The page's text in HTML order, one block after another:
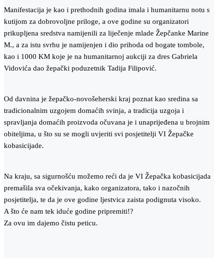
Manifestacija je kao i prethodnih godina imala i humanitarnu notu s
kutijom za dobrovoljne priloge, a ove godine su organizatori
prikupljena sredstva namijenili za liječenje mlade Žepčanke Marine
M., a za istu svrhu je namijenjen i dio prihoda od bogate tombole,
kao i 1000 KM koje je na humanitarnoj aukciji za dres Gabriela
Vidovića dao žepački poduzetnik Tadija Filipović.
Od davnina je žepačko-novošeherski kraj poznat kao sredina sa
tradicionalnim uzgojem domaćih svinja, a tradicija uzgoja i
spravljanja domaćih proizvoda očuvana je i unaprijeđena u brojnim
obiteljima, u što su se mogli uvjeriti svi posjetitelji VI Žepačke
kobasicijade.
Na kraju, sa sigurnošću možemo reći da je VI Žepačka kobasicijada
premašila sva očekivanja, kako organizatora, tako i nazočnih
posjetitelja, te da je ove godine ljestvica zaista podignuta visoko.
A što će nam tek iduće godine pripremiti!?
Za ovu im dajemo čistu peticu.